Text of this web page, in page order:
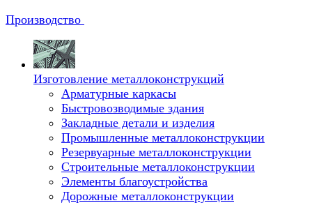
Производство
Изготовление металлоконструкций
Арматурные каркасы
Быстровозводимые здания
Закладные детали и изделия
Промышленные металлоконструкции
Резервуарные металлоконструкции
Строительные металлоконструкции
Элементы благоустройства
Дорожные металлоконструкции